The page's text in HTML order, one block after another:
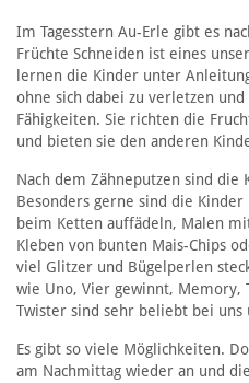
Im Tagesstern Au-Erle gibt es
Früchte Schneiden ist eines
lernen die Kinder unter
ohne sich dabei zu verletzen
Fähigkeiten. Sie richten die
und bieten sie den anderen
Nach dem Zähneputzen sind
Besonders gerne sind die
beim Ketten auffädeln, Malen
Kleben von bunten Mais-Chips
viel Glitzer und Bügelperlen
wie Uno, Vier gewinnt, Memory,
Twister sind sehr beliebt bei uns
Es gibt so viele Möglichkeiten.
am Nachmittag wieder an und